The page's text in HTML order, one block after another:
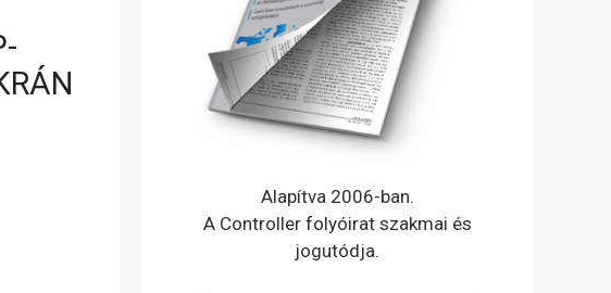
Alapítva 2006-ban.
A Controller folyóirat szakmai és
jogutódja.